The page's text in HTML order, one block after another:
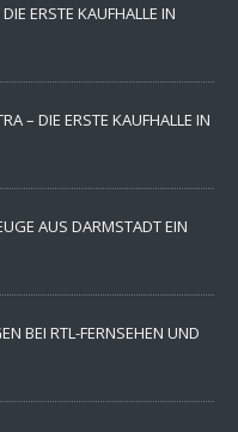
ERSTE KAUFHALLE IN
– DIE ERSTE KAUFHALLE IN
AUS DARMSTADT EIN
BEI RTL-FERNSEHEN UND